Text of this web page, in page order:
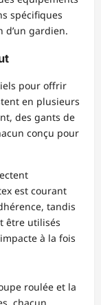
spécifiques
d’un gardien.
pour offrir
en plusieurs
des gants de
conçu pour
est courant
tandis
être utilisés
à la fois
roulée et la